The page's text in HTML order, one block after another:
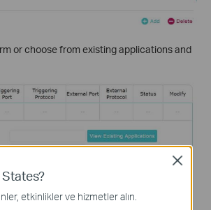
or choose from existing applications and
etkinlikler ve hizmetler alın.
Close